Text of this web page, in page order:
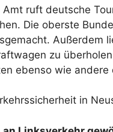
ruft deutsche
Die oberste
Außerdem
zu
ebenso wie
in